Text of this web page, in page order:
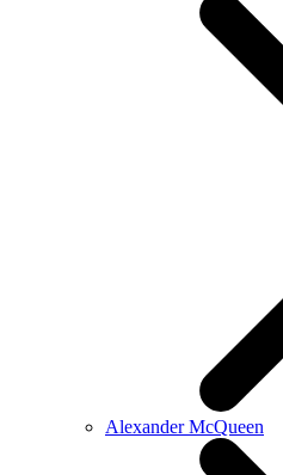
Alexander McQueen